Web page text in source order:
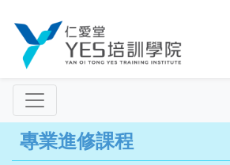
專業進修課程